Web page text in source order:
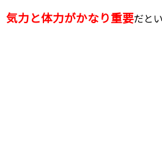
気力と体力がかなり重要だと